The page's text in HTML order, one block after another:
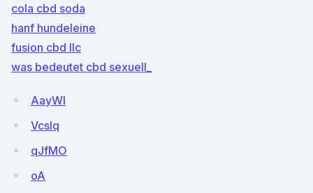
cola cbd soda
hanf hundeleine
fusion cbd llc
was bedeutet cbd sexuell_
AayWI
VcsIq
qJfMO
oA